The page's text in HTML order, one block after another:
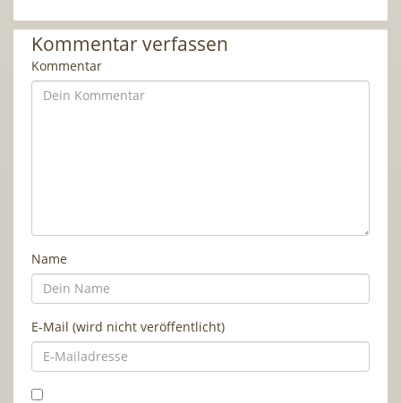
Kommentar verfassen
Kommentar
Name
E-Mail (wird nicht veröffentlicht)